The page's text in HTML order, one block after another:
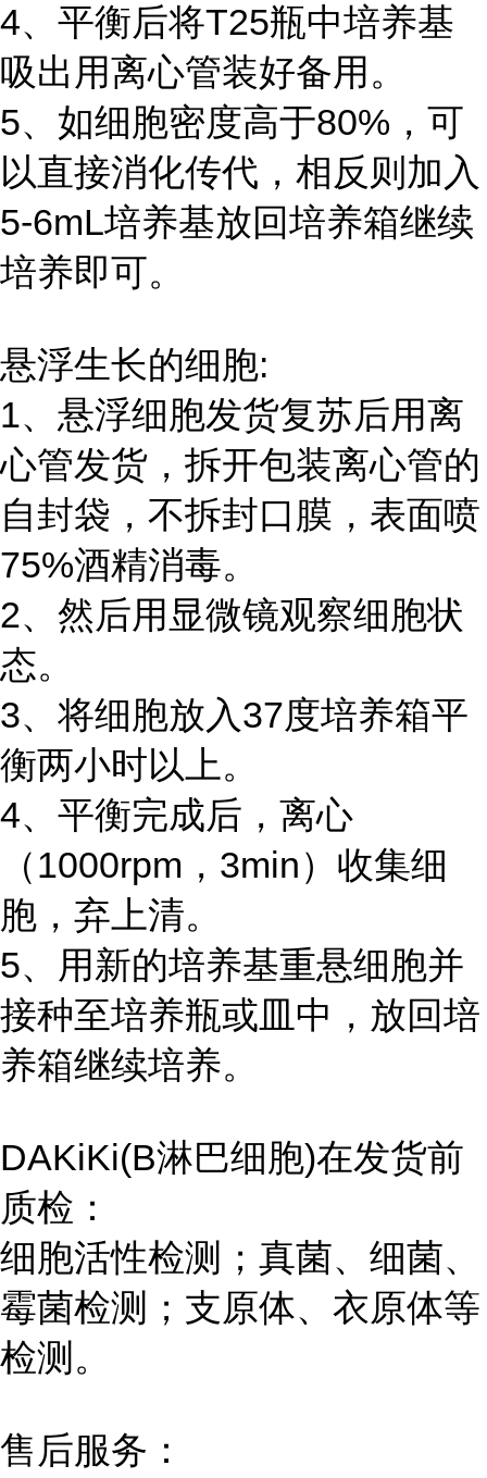
4、平衡后将T25瓶中培养基
吸出用离心管装好备用。
5、如细胞密度高于80%，可
以直接消化传代，相反则加入
5-6mL培养基放回培养箱继续
培养即可。
悬浮生长的细胞:
1、悬浮细胞发货复苏后用离
心管发货，拆开包装离心管的
自封袋，不拆封口膜，表面喷
75%酒精消毒。
2、然后用显微镜观察细胞状
态。
3、将细胞放入37度培养箱平
衡两小时以上。
4、平衡完成后，离心
（1000rpm，3min）收集细
胞，弃上清。
5、用新的培养基重悬细胞并
接种至培养瓶或皿中，放回培
养箱继续培养。
DAKiKi(B淋巴细胞)在发货前
质检：
细胞活性检测；真菌、细菌、
霉菌检测；支原体、衣原体等
检测。
售后服务：